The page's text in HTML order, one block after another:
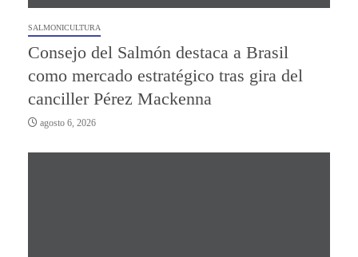
SALMONICULTURA
Consejo del Salmón destaca a Brasil
como mercado estratégico tras gira del
canciller Pérez Mackenna
agosto 6, 2026